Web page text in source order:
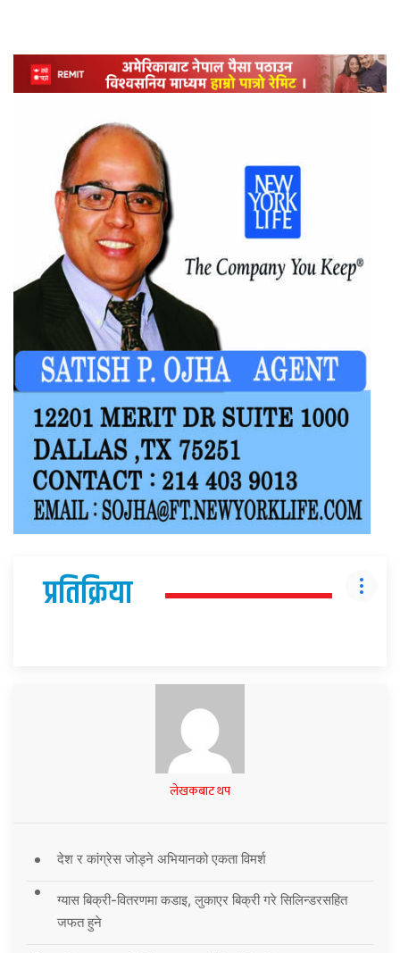
प्रतिक्रिया
लेखकबाट थप
देश र कांग्रेस जोड्ने अभियानको एकता विमर्श
ग्यास बिक्री-वितरणमा कडाइ, लुकाएर बिक्री गरे सिलिन्डरसहित
जफत हुने